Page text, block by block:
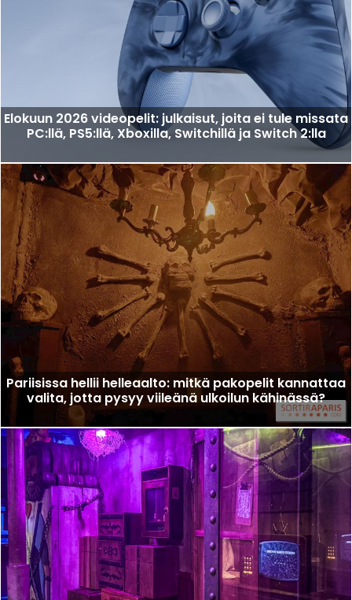
Elokuun 2026 videopelit: julkaisut, joita ei tule missata
PC:llä, PS5:llä, Xboxilla, Switchillä ja Switch 2:lla
Pariisissa hellii helleaalto: mitkä pakopelit kannattaa
valita, jotta pysyy viileänä ulkoilun kähinässä?